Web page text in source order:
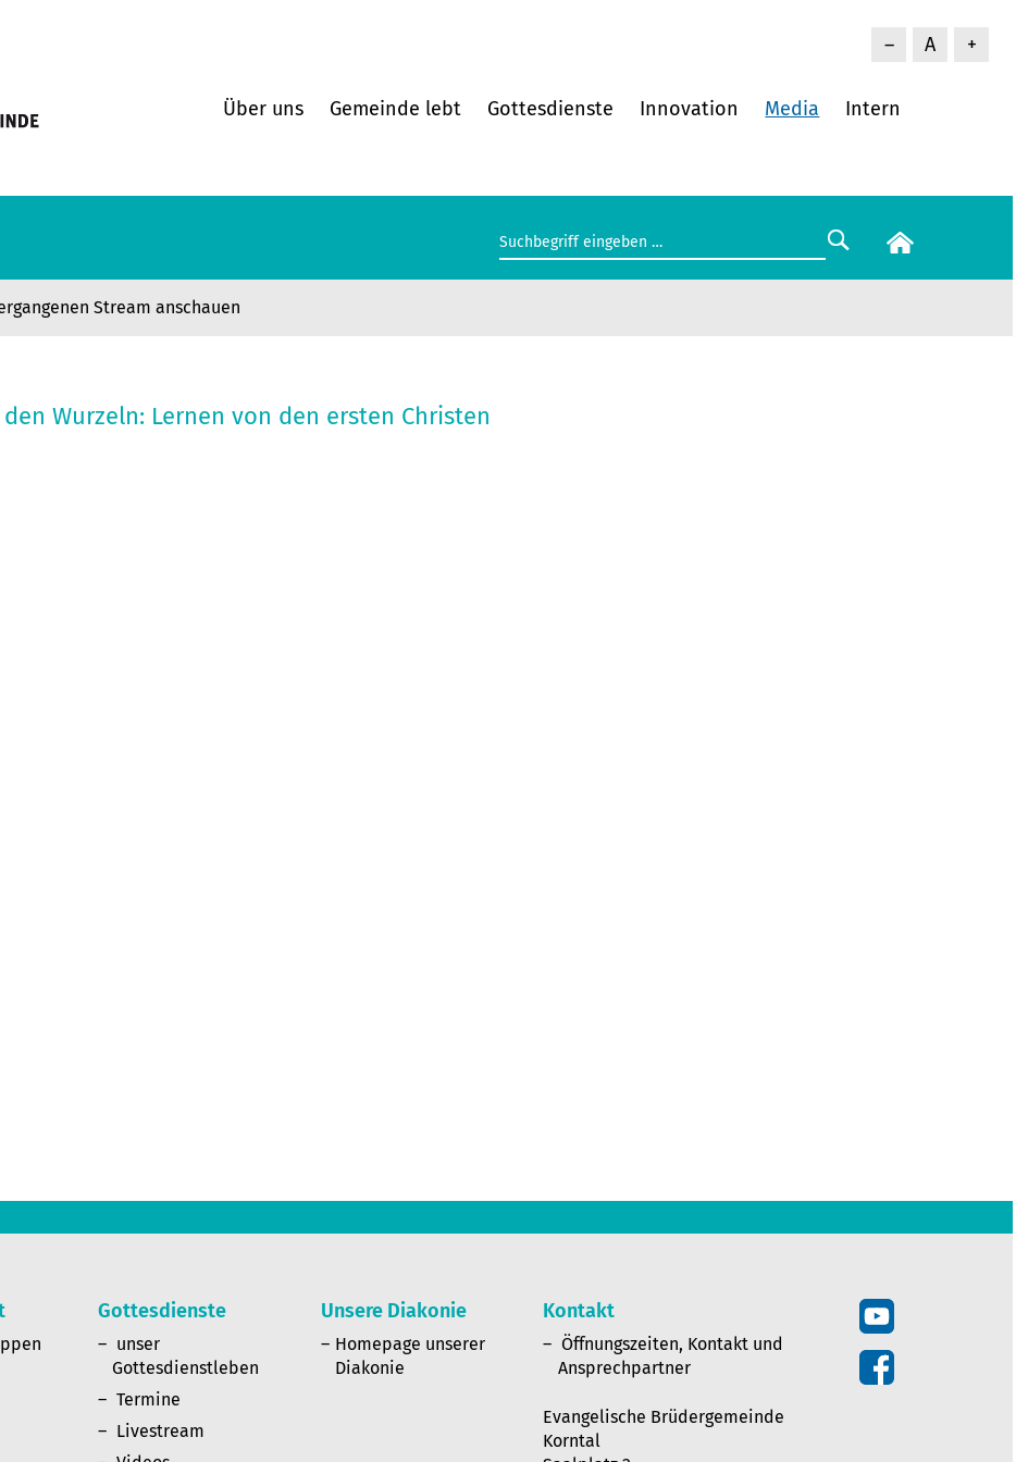
– A +
Über uns Gemeinde lebt Gottesdienste Innovation Media Intern
Stream anschauen
Wurzeln: Lernen von den ersten Christen
Gottesdienste
unser
Gottesdienstleben
Termine
Livestream
Unsere Diakonie
Homepage unserer
Diakonie
Kontakt
Öffnungszeiten, Kontakt und
Ansprechpartner
Evangelische Brüdergemeinde
Korntal